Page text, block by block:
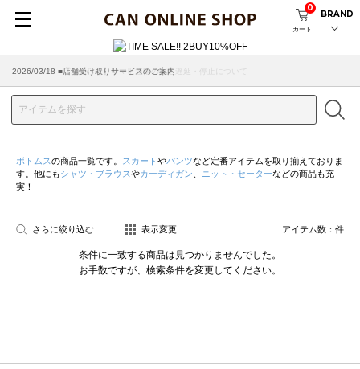
カート
0
BRAND
2026/07/29 ■【お知らせ】ヤマト運輸の配送遅延・停止について
2026/03/18 ■店舗受け取りサービスのご案内
ボトムスの商品一覧です。 スカート やパンツなど定番アイテムを取り揃えておりま
す。他にもシャツ・ブラウスやカーディガン ニット・セーターなどの商品も充
実！
さらに絞り込む 表示変更 アイテム数： 件
条件に一致する商品は見つかりませんでした。
お手数ですが、検索条件を変更してください。